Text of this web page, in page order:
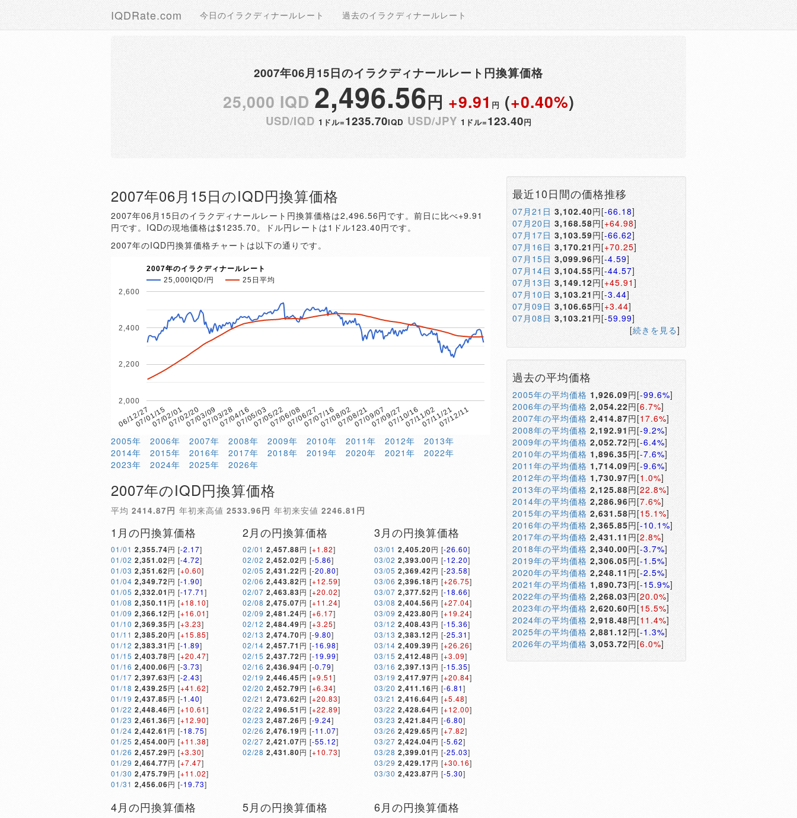
IQDRate.com 今日のイラクディナールレート 過去のイラクディナールレート
2007年06月15日のイラクディナールレート円換算価格
25,000 IQD 2,496.56円+9.91 円 (+0.40%)
USD/IQD 1ドル=1235.70IQD USD/JPY 1ドル=123.40円
2007年06月15日のIQD円換算価格
2007年06月15日のイラクディナールレート円換算価格は2,496.56円です。前日に比べ+9.91
円です。IQDの現地価格は$1235.70。ドル円レートは1ドル123.40円です。
2007年のIQD円換算価格チャートは以下の通りです。
2007年のイラクディナールレート
25,000IQD/円
25日平均
06/12/2707/01/1507/02/0107/02/2007/03/0907/03/2807/04/1607/05/0307/05/2207/06/0807/06/2707/07/1607/08/0207/08/2107/09/0707/09/2707/10/1607/11/0207/11/2107/12/11
2,000
2,200
2,400
2,600
2005年 2006年 2007年 2008年 2009年 2010年 2011年 2012年
2013年
2014年
2015年 2016年 2017年 2018年 2019年 2020年 2021年
2022年
2023年
2024年 2025年 2026年
2007年のIQD円換算価格
平均 2414.87円 年初来高値 2533.96円 年初来安値 2246.81円
1月の円換算価格
01/01 2,355.74円 [-2.17]
01/02 2,351.02円 [-4.72]
01/03 2,351.62円 [+0.60]
01/04 2,349.72円 [-1.90]
01/05 2,332.01 円 [-17.71]
01/08 2,350.11 円 [+18.10]
01/09 2,366.12円 [+16.01]
01/10 2,369.35円 [+3.23]
01/11 2,385.20円 [+15.85]
01/12 2,383.31 円 [-1.89]
01/15 2,403.78円 [+20.47]
01/16 2,400.06円 [-3.73]
01/17 2,397.63円 [-2.43]
01/18 2,439.25円 [+41.62]
01/19 2,437.85円 [-1.40]
01/22 2,448.46円 [+10.61]
01/23 2,461.36円 [+12.90]
01/24 2,442.61 円 [-18.75]
01/25 2,454.00円 [+11.38]
01/26 2,457.29円 [+3.30]
01/29 2,464.77円 [+7.47]
01/30 2,475.79円 [+11.02]
01/31 2,456.06円 [-19.73]
2月の円換算価格
02/01 2,457.88円 [+1.82]
02/02 2,452.02円 [-5.86]
02/05 2,431.22円 [-20.80]
02/06 2,443.82円 [+12.59]
02/07 2,463.83円 [+20.02]
02/08 2,475.07円 [+11.24]
02/09 2,481.24円 [+6.17]
02/12 2,484.49円 [+3.25]
02/13 2,474.70円 [-9.80]
02/14 2,457.71 円 [-16.98]
02/15 2,437.72円 [-19.99]
02/16 2,436.94円 [-0.79]
02/19 2,446.45円 [+9.51]
02/20 2,452.79円 [+6.34]
02/21 2,473.62円 [+20.83]
02/22 2,496.51 円 [+22.89]
02/23 2,487.26円 [-9.24]
02/26 2,476.19円 [-11.07]
02/27 2,421.07円 [-55.12]
02/28 2,431.80円 [+10.73]
3月の円換算価格
03/01 2,405.20円 [-26.60]
03/02 2,393.00円 [-12.20]
03/05 2,369.42円 [-23.58]
03/06 2,396.18円 [+26.75]
03/07 2,377.52円 [-18.66]
03/08 2,404.56円 [+27.04]
03/09 2,423.80円 [+19.24]
03/12 2,408.43円 [-15.36]
03/13 2,383.12円 [-25.31]
03/14 2,409.39円 [+26.26]
03/15 2,412.48円 [+3.09]
03/16 2,397.13円 [-15.35]
03/19 2,417.97円 [+20.84]
03/20 2,411.16円 [-6.81]
03/21 2,416.64円 [+5.48]
03/22 2,428.64円 [+12.00]
03/23 2,421.84円 [-6.80]
03/26 2,429.65円 [+7.82]
03/27 2,424.04円 [-5.62]
03/28 2,399.01 円 [-25.03]
03/29 2,429.17円 [+30.16]
03/30 2,423.87円 [-5.30]
4月の円換算価格 5月の円換算価格 6月の円換算価格
最近10日間の価格推移
07月21日 3,102.40円[-66.18]
07月20日 3,168.58円[+64.98]
07月17日 3,103.59円[-66.62]
07月16日 3,170.21 円[+70.25]
07月15日 3,099.96円[-4.59]
07月14日 3,104.55円[-44.57]
07月13日 3,149.12円[+45.91 ]
07月10日 3,103.21円[-3.44]
07月09日 3,106.65円[+3.44]
07月08日 3,103.21 円[-59.99]
[続きを見る]
過去の平均価格
2005年の平均価格 1,926.09円[-99.6%]
2006年の平均価格 2,054.22円[6.7%]
2007年の平均価格 2,414.87円[17.6%]
2008年の平均価格 2,192.91 円[-9.2%]
2009年の平均価格 2,052.72円[-6.4%]
2010年の平均価格 1,896.35円[-7.6%]
2011年の平均価格 1,714.09円[-9.6%]
2012年の平均価格 1,730.97円[1.0%]
2013年の平均価格 2,125.88円[22.8%]
2014年の平均価格 2,286.96円[7.6%]
2015年の平均価格 2,631.58円[15.1%]
2016年の平均価格 2,365.85円[-10.1%]
2017年の平均価格 2,431.11 円[2.8%]
2018年の平均価格 2,340.00円[-3.7%]
2019年の平均価格 2,306.05円[-1.5%]
2020年の平均価格 2,248.11 円[-2.5%]
2021年の平均価格 1,890.73円[-15.9%]
2022年の平均価格 2,268.03円[20.0%]
2023年の平均価格 2,620.60円[15.5%]
2024年の平均価格 2,918.48円[11.4%]
2025年の平均価格 2,881.12円[-1.3%]
2026年の平均価格 3,053.72円[6.0%]